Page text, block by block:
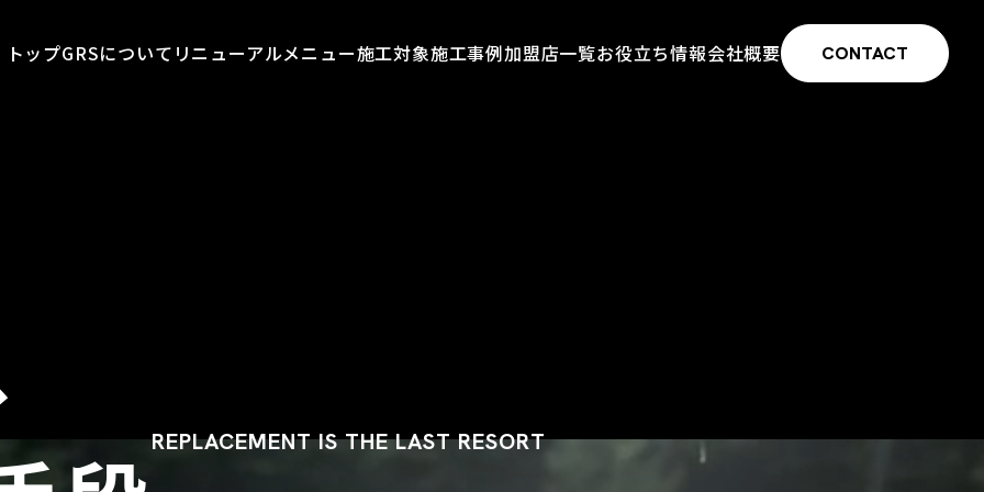
トップGRSについて リニューアルメニュー施工対象施工事例加盟店一覧お役立ち情報会社概要 CONTACT
REPLACEMENT IS THE LAST RESORT